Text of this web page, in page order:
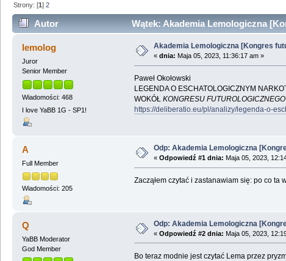
Strony: [1]2
Autor Wątek: Akademia Lemologiczna
lemolog
Juror
Senior Member
Wiadomości: 468
I love YaBB 1G - SP1!
Akademia Lemologiczna [Kongres
« dnia: Maja 05, 2023, 11:36:17 am »
Paweł Okołowski
LEGENDA O ESCHATOLOGICZNYM
WOKÓŁ KONGRESU FUTUROLOGICZNEGO
https://deliberatio.eu/pl/analizy/legenda-o-
A
Full Member
Wiadomości: 205
Odp: Akademia Lemologiczna
« Odpowiedź #1 dnia: Maja 05, 2023,
Zacząłem czytać i zastanawiam się: po co
Q
YaBB Moderator
God Member
Odp: Akademia Lemologiczna
« Odpowiedź #2 dnia: Maja 05, 2023,
Bo teraz modnie jest czytać Lema przez